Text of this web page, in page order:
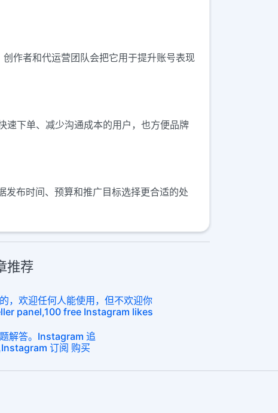
作者和代运营团队会把它用于提升账号表现
速下单、减少沟通成本的用户，也方便品牌
布时间、预算和推广目标选择更合适的处
推荐
，欢迎任何人能使用，但不欢迎你
panel,100 free Instagram likes
解答。Instagram 追
订阅 购买